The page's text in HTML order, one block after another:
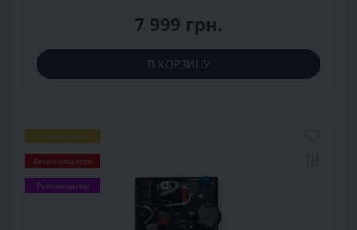
7 999 грн.
В КОРЗИНУ
Популярный
Заканчивается
Рекомендуем